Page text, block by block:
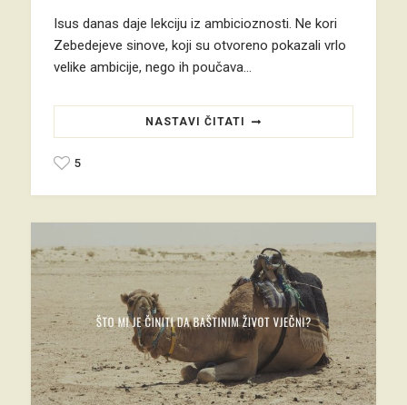
Isus danas daje lekciju iz ambicioznosti. Ne kori
Zebedejeve sinove, koji su otvoreno pokazali vrlo
velike ambicije, nego ih poučava…
NASTAVI ČITATI
5